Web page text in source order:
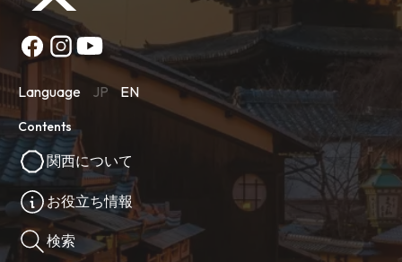
Language JP EN
Contents
関西について
お役立ち情報
検索